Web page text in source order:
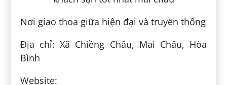
Nơi giao thoa giữa hiện đại và truyền thống
Địa chỉ: Xã Chiềng Châu, Mai Châu, Hòa
Bình
Website: